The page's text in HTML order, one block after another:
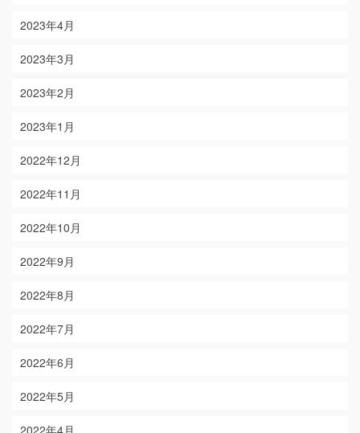
2023年4月
2023年3月
2023年2月
2023年1月
2022年12月
2022年11月
2022年10月
2022年9月
2022年8月
2022年7月
2022年6月
2022年5月